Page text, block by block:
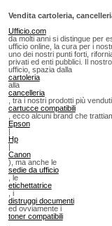
Vendita cartoleria,
Ufficio.com
da molti anni si distingue per
ufficio online, la cura per i
uno dei nostri punti forti,
privati ed enti pubblici. Il
ufficio, spazia dalla
cartoleria
alla
cancelleria
, tra i nostri prodotti più
cartucce compatibili
, ecco alcuni brand che
Epson
|
Hp
|
Canon
), ma anche le
sedie da ufficio
, le
etichettatrice
, i
distruggi documenti
ed ovviamente i
toner compatibili